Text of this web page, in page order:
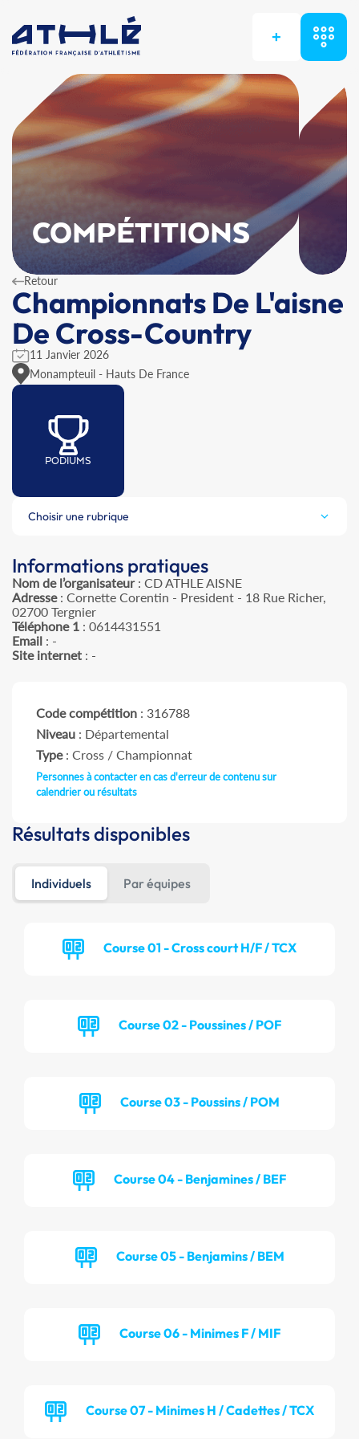
+
COMPÉTITIONS
Retour
Championnats De L'aisne
De Cross-Country
11 Janvier 2026
Monampteuil - Hauts De France
PODIUMS
Choisir une rubrique
Informations pratiques
Nom de l’organisateur: CD ATHLE AISNE
Adresse: Cornette Corentin - President - 18 Rue Richer,
02700 Tergnier
Téléphone 1 : 0614431551
Email : -
Site internet : -
Code compétition : 316788
Niveau : Départemental
Type: Cross / Championnat
Personnes à contacter en cas d'erreur de contenu sur
calendrier ou résultats
Résultats disponibles
Individuels Par équipes
Course 01 - Cross court H/F / TCX
Course 02 - Poussines / POF
Course 03 - Poussins / POM
Course 04 - Benjamines / BEF
Course 05 - Benjamins / BEM
Course 06 - Minimes F / MIF
Course 07 - Minimes H / Cadettes / TCX